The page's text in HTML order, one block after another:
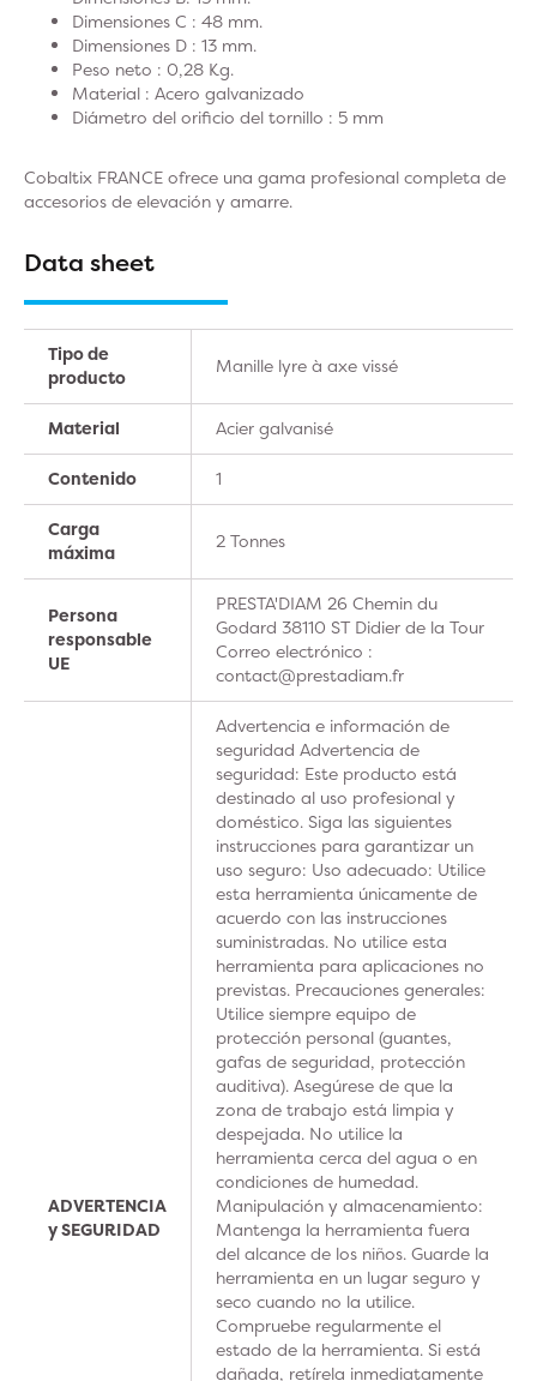
Dimensiones C : 48 mm.
Dimensiones D : 13 mm.
Peso neto : 0,28 Kg.
Material : Acero galvanizado
Diámetro del orificio del tornillo : 5 mm
Cobaltix FRANCE ofrece una gama profesional completa de
accesorios de elevación y amarre.
Data sheet
Tipo de
producto
Manille lyre à axe vissé
Material Acier galvanisé
Contenido 1
Carga
máxima
2 Tonnes
Persona
responsable
UE
PRESTA'DIAM 26 Chemin du
Godard 38110 ST Didier de la Tour
Correo electrónico :
contact@prestadiam.fr
ADVERTENCIA
y SEGURIDAD
Advertencia e información de
seguridad Advertencia de
seguridad: Este producto está
destinado al uso profesional y
doméstico. Siga las siguientes
instrucciones para garantizar un
uso seguro: Uso adecuado: Utilice
esta herramienta únicamente de
acuerdo con las instrucciones
suministradas. No utilice esta
herramienta para aplicaciones no
previstas. Precauciones generales:
Utilice siempre equipo de
protección personal (guantes,
gafas de seguridad, protección
auditiva). Asegúrese de que la
zona de trabajo está limpia y
despejada. No utilice la
herramienta cerca del agua o en
condiciones de humedad.
Manipulación y almacenamiento:
Mantenga la herramienta fuera
del alcance de los niños. Guarde la
herramienta en un lugar seguro y
seco cuando no la utilice.
Compruebe regularmente el
estado de la herramienta. Si está
dañada, retírela inmediatamente